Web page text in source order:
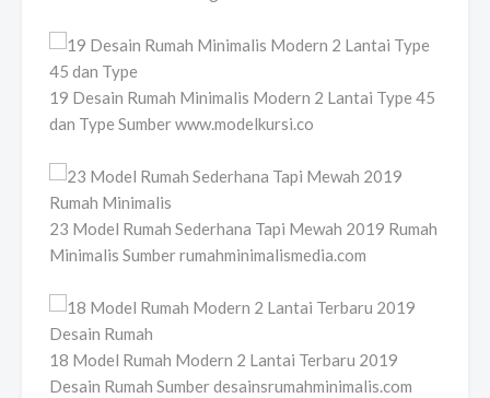
19 Desain Rumah Minimalis Modern 2 Lantai Type 45
dan Type Sumber www.modelkursi.co
23 Model Rumah Sederhana Tapi Mewah 2019 Rumah
Minimalis Sumber rumahminimalismedia.com
18 Model Rumah Modern 2 Lantai Terbaru 2019
Desain Rumah Sumber desainsrumahminimalis.com